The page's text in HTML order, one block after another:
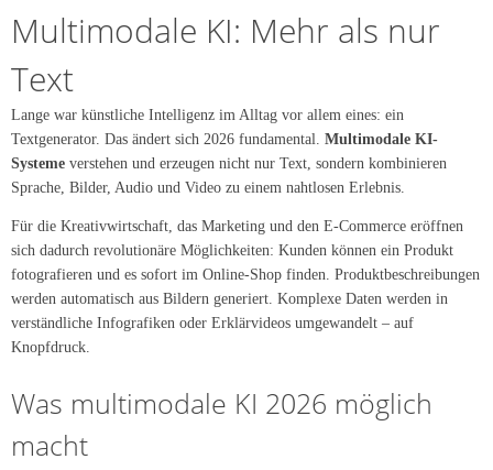
Multimodale KI: Mehr als nur
Text
Lange war künstliche Intelligenz im Alltag vor allem eines: ein
Textgenerator. Das ändert sich 2026 fundamental. Multimodale KI-
Systeme verstehen und erzeugen nicht nur Text, sondern kombinieren
Sprache, Bilder, Audio und Video zu einem nahtlosen Erlebnis.
Für die Kreativwirtschaft, das Marketing und den E-Commerce eröffnen
sich dadurch revolutionäre Möglichkeiten: Kunden können ein Produkt
fotografieren und es sofort im Online-Shop finden. Produktbeschreibungen
werden automatisch aus Bildern generiert. Komplexe Daten werden in
verständliche Infografiken oder Erklärvideos umgewandelt – auf
Knopfdruck.
Was multimodale KI 2026 möglich
macht